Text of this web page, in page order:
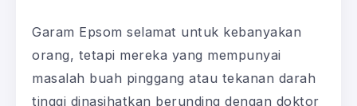
Garam Epsom selamat untuk kebanyakan
orang, tetapi mereka yang mempunyai
masalah buah pinggang atau tekanan darah
tinggi dinasihatkan berunding dengan doktor